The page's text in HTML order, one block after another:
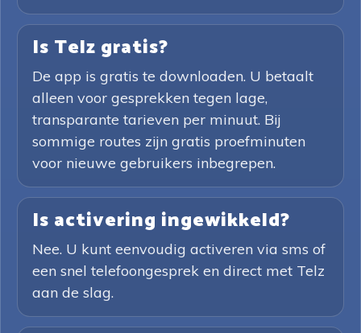
Is Telz gratis?
De app is gratis te downloaden. U betaalt
alleen voor gesprekken tegen lage,
transparante tarieven per minuut. Bij
sommige routes zijn gratis proefminuten
voor nieuwe gebruikers inbegrepen.
Is activering ingewikkeld?
Nee. U kunt eenvoudig activeren via sms of
een snel telefoongesprek en direct met Telz
aan de slag.